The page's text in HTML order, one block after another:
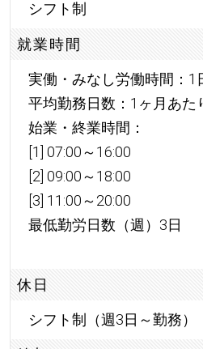
シフト制
就業時間
実働・みなし労働時間：1
平均勤務日数：1ヶ月あた
始業・終業時間：
[1] 07:00～16:00
[2] 09:00～18:00
[3] 11:00～20:00
最低勤労日数（週）3日
休日
シフト制（週3日～勤務）